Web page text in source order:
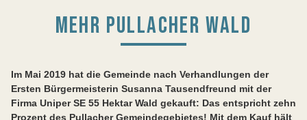
MEHR PULLACHER WALD
Im Mai 2019 hat die Gemeinde nach Verhandlungen der
Ersten Bürgermeisterin Susanna Tausendfreund mit der
Firma Uniper SE 55 Hektar Wald gekauft: Das entspricht zehn
Prozent des Pullacher Gemeindegebietes! Mit dem Kauf hält